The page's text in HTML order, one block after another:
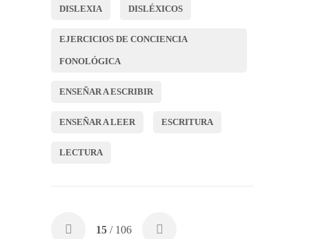
DISLEXIA DISLÉXICOS
EJERCICIOS DE CONCIENCIA
FONOLÓGICA
ENSEÑAR A ESCRIBIR
ENSEÑAR A LEER ESCRITURA
LECTURA
15 / 106